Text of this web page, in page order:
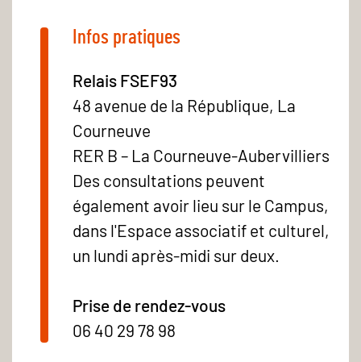
Infos pratiques
Relais FSEF93
48 avenue de la République, La
Courneuve
RER B – La Courneuve-Aubervilliers
Des consultations peuvent
également avoir lieu sur le Campus,
dans l'Espace associatif et culturel,
un lundi après-midi sur deux.
Prise de rendez-vous
06 40 29 78 98